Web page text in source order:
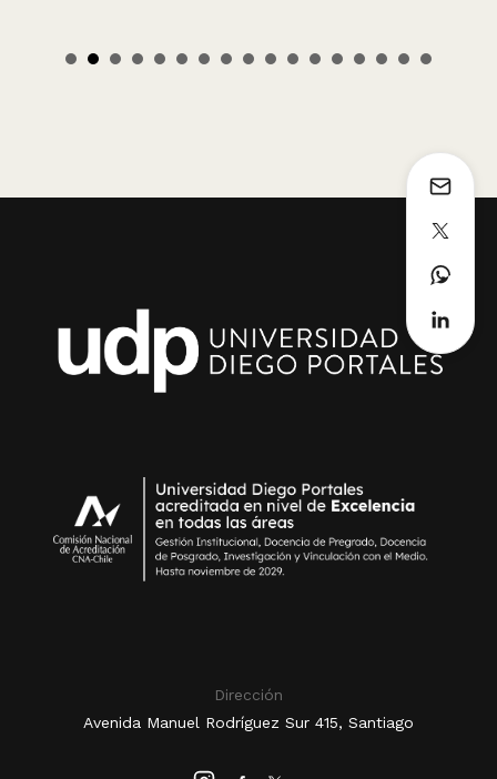
Dirección
Avenida Manuel Rodríguez Sur 415, Santiago